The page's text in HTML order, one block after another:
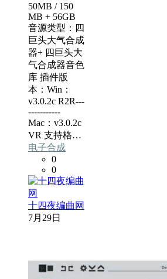
50MB / 150
MB + 56GB
音源类型：四
巨头大气合成
器+ 四巨头大
气合成器音色
库 插件版
本：Win：
v3.0.2c R2R---
-----------
Mac：v3.0.2c
VR 支持格…
电子合成
0
0
十四夜编曲网
7月29日